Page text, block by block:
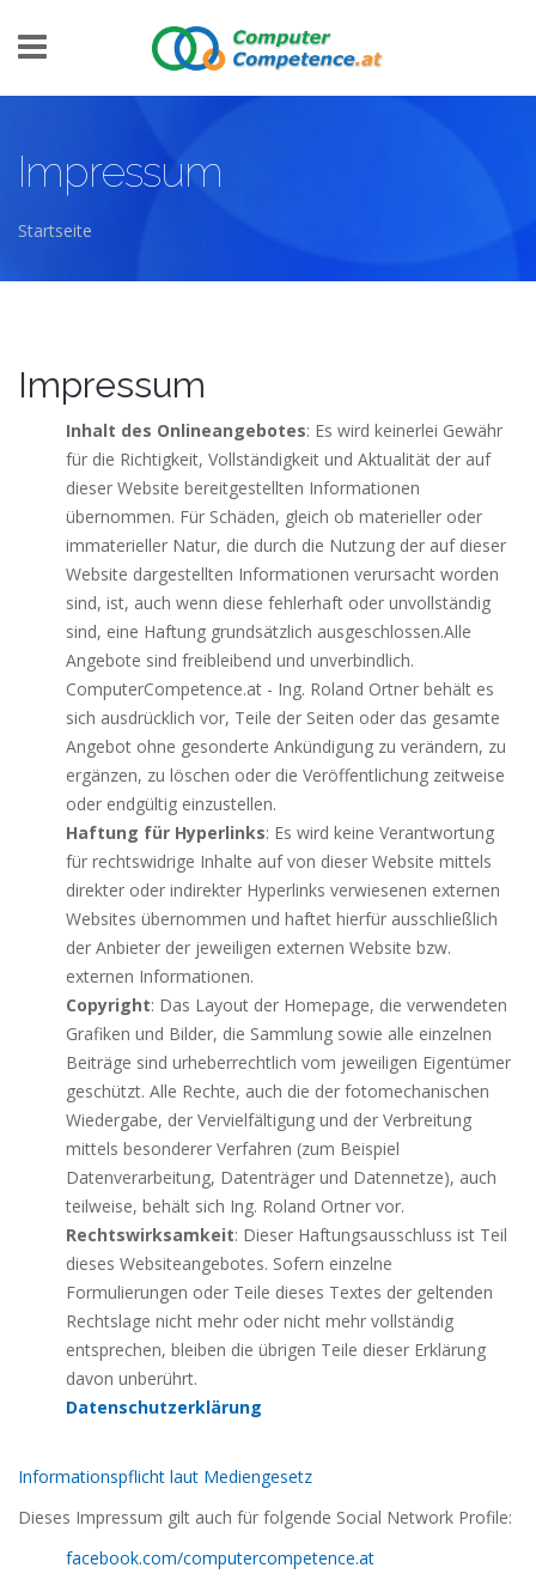
Impressum
Startseite
Impressum
Inhalt des Onlineangebotes: Es wird keinerlei Gewähr
für die Richtigkeit, Vollständigkeit und Aktualität der auf
dieser Website bereitgestellten Informationen
übernommen. Für Schäden, gleich ob materieller oder
immaterieller Natur, die durch die Nutzung der auf dieser
Website dargestellten Informationen verursacht worden
sind, ist, auch wenn diese fehlerhaft oder unvollständig
sind, eine Haftung grundsätzlich ausgeschlossen.Alle
Angebote sind freibleibend und unverbindlich.
ComputerCompetence.at - Ing. Roland Ortner behält es
sich ausdrücklich vor, Teile der Seiten oder das gesamte
Angebot ohne gesonderte Ankündigung zu verändern, zu
ergänzen, zu löschen oder die Veröffentlichung zeitweise
oder endgültig einzustellen.
Haftung für Hyperlinks: Es wird keine Verantwortung
für rechtswidrige Inhalte auf von dieser Website mittels
direkter oder indirekter Hyperlinks verwiesenen externen
Websites übernommen und haftet hierfür ausschließlich
der Anbieter der jeweiligen externen Website bzw.
externen Informationen.
Copyright: Das Layout der Homepage, die verwendeten
Grafiken und Bilder, die Sammlung sowie alle einzelnen
Beiträge sind urheberrechtlich vom jeweiligen Eigentümer
geschützt. Alle Rechte, auch die der fotomechanischen
Wiedergabe, der Vervielfältigung und der Verbreitung
mittels besonderer Verfahren (zum Beispiel
Datenverarbeitung, Datenträger und Datennetze), auch
teilweise, behält sich Ing. Roland Ortner vor.
Rechtswirksamkeit: Dieser Haftungsausschluss ist Teil
dieses Websiteangebotes. Sofern einzelne
Formulierungen oder Teile dieses Textes der geltenden
Rechtslage nicht mehr oder nicht mehr vollständig
entsprechen, bleiben die übrigen Teile dieser Erklärung
davon unberührt.
Datenschutzerklärung
Informationspflicht laut Mediengesetz
Dieses Impressum gilt auch für folgende Social Network Profile:
facebook.com/computercompetence.at